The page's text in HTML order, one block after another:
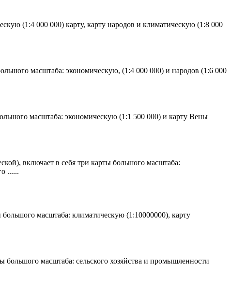
(1:4 000 000) карту, карту народов и климатическую (1:8 000
масштаба: экономическую, (1:4 000 000) и народов (1:6 000
масштаба: экономическую (1:1 500 000) и карту Вены
включает в себя три карты большого масштаба:
......
масштаба: климатическую (1:10000000), карту
масштаба: сельского хозяйства и промышленности